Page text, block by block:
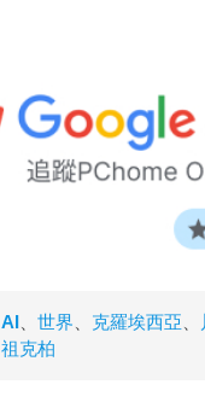
AI 世界 克羅埃西亞
祖克柏